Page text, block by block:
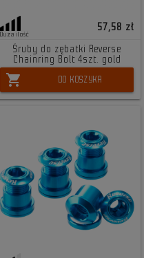
Duża ilość
57,58 zł
Śruby do zębatki Reverse
Chainring Bolt 4szt. gold
shopping_cart DO KOSZYKA